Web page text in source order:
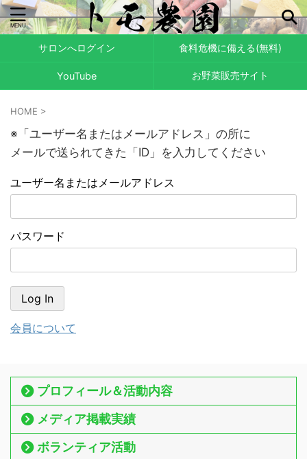
サロンへログイン 食料危機に備える(無料)
YouTube お野菜販売サイト
HOME >
※「ユーザー名またはメールアドレス」の所に
メールで送られてきた「ID」を入力してください
ユーザー名またはメールアドレス
パスワード
会員について
プロフィール＆活動内容
メディア掲載実績
ボランティア活動